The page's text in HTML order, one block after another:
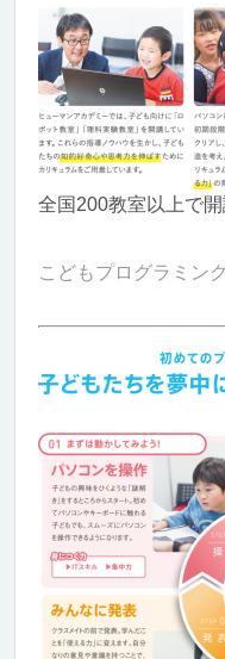
全国200教室以上で開
こどもプログラミン